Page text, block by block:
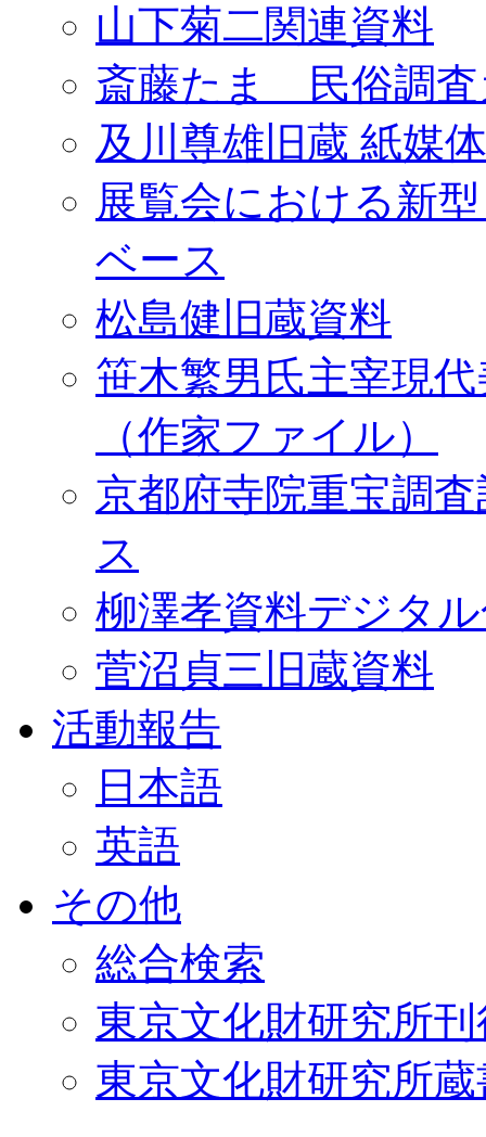
山下菊二関連資料
斎藤たま 民俗調査
及川尊雄旧蔵 紙媒
展覧会における新
ベース
松島健旧蔵資料
笹木繁男氏主宰現
（作家ファイル）
京都府寺院重宝調
ス
柳澤孝資料デジタ
菅沼貞三旧蔵資料
活動報告
日本語
英語
その他
総合検索
東京文化財研究所
東京文化財研究所